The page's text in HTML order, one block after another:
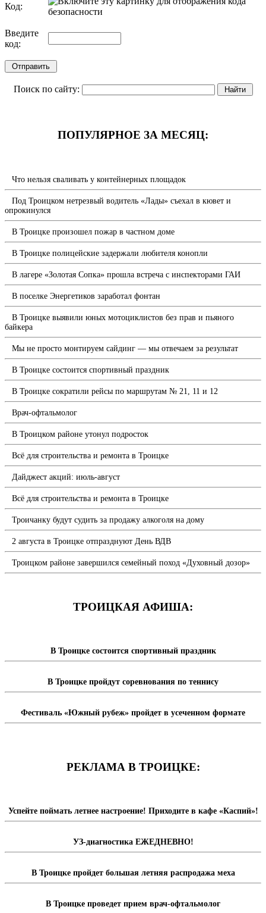
Код:
Введите
код:
Поиск по сайту:
ПОПУЛЯРНОЕ ЗА МЕСЯЦ:
Что нельзя сваливать у контейнерных площадок
Под Троицком нетрезвый водитель «Лады» съехал в кювет и
опрокинулся
В Троицке произошел пожар в частном доме
В Троицке полицейские задержали любителя конопли
В лагере «Золотая Сопка» прошла встреча с инспекторами ГАИ
В поселке Энергетиков заработал фонтан
В Троицке выявили юных мотоциклистов без прав и пьяного
байкера
Мы не просто монтируем сайдинг — мы отвечаем за результат
В Троицке состоится спортивный праздник
В Троицке сократили рейсы по маршрутам № 21, 11 и 12
Врач-офтальмолог
В Троицком районе утонул подросток
Всё для строительства и ремонта в Троицке
Дайджест акций: июль-август
Всё для строительства и ремонта в Троицке
Троичанку будут судить за продажу алкоголя на дому
2 августа в Троицке отпразднуют День ВДВ
Троицком районе завершился семейный поход «Духовный дозор»
ТРОИЦКАЯ АФИША:
В Троицке состоится спортивный праздник
В Троицке пройдут соревнования по теннису
Фестиваль «Южный рубеж» пройдет в усеченном формате
РЕКЛАМА В ТРОИЦКЕ:
Успейте поймать летнее настроение! Приходите в кафе «Каспий»!
УЗ-диагностика ЕЖЕДНЕВНО!
В Троицке пройдет большая летняя распродажа меха
В Троицке проведет прием врач-офтальмолог